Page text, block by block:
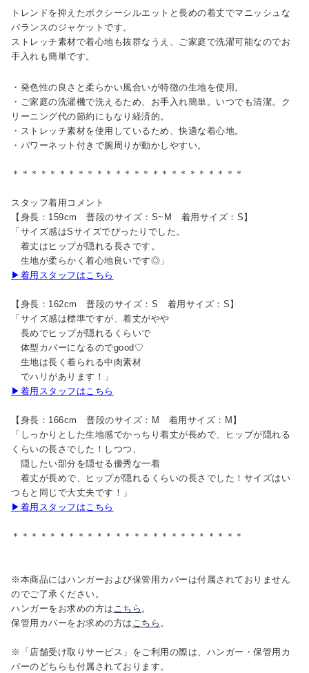
トレンドを抑えたボクシーシルエットと長めの着丈でマニッシュな
バランスのジャケットです。
ストレッチ素材で着心地も抜群なうえ、ご家庭で洗濯可能なのでお
手入れも簡単です。
・発色性の良さと柔らかい風合いが特徴の生地を使用。
・ご家庭の洗濯機で洗えるため、お手入れ簡単。いつでも清潔。ク
リーニング代の節約にもなり経済的。
・ストレッチ素材を使用しているため、快適な着心地。
・パワーネット付きで腕周りが動かしやすい。
＊＊＊＊＊＊＊＊＊＊＊＊＊＊＊＊＊＊＊＊＊＊＊＊＊
スタッフ着用コメント
【身長：159cm 普段のサイズ：S~M 着用サイズ：S】
「サイズ感はSサイズでぴったりでした。
着丈はヒップが隠れる長さです。
生地が柔らかく着心地良いです◎」
▶着用スタッフはこちら
【身長：162cm 普段のサイズ：S 着用サイズ：S】
「サイズ感は標準ですが、着丈がやや
長めでヒップが隠れるくらいで
体型カバーになるのでgood♡
生地は長く着られる中肉素材
でハリがあります！」
▶着用スタッフはこちら
【身長：166cm 普段のサイズ：M 着用サイズ：M】
「しっかりとした生地感でかっちり着丈が長めで、ヒップが隠れる
くらいの長さでした！しつつ、
隠したい部分を隠せる優秀な一着
着丈が長めで、ヒップが隠れるくらいの長さでした！サイズはい
つもと同じで大丈夫です！」
▶着用スタッフはこちら
＊＊＊＊＊＊＊＊＊＊＊＊＊＊＊＊＊＊＊＊＊＊＊＊＊
※本商品にはハンガーおよび保管用カバーは付属されておりません
のでご了承ください。
ハンガーをお求めの方は こちら 。
保管用カバーをお求めの方は こちら 。
※「店舗受け取りサービス」をご利用の際は、ハンガー・保管用カ
バーのどちらも付属されております。